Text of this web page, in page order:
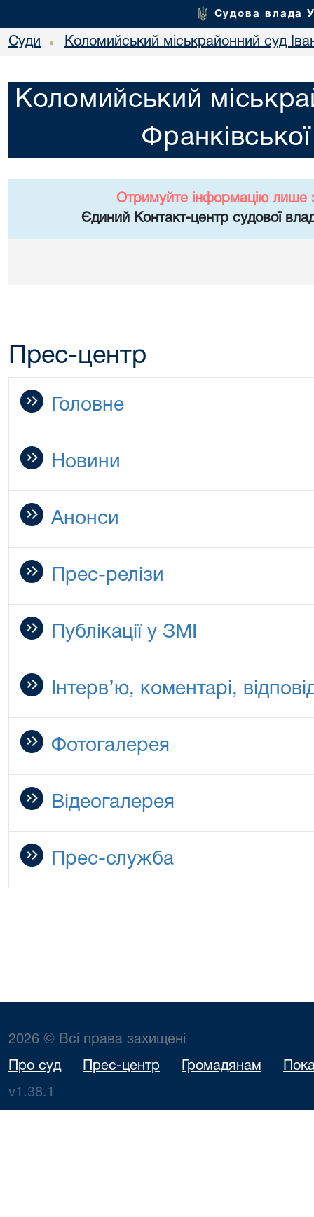
Судова влада
Суди • Коломийський міськрайонний суд
Коломийський
Отримуйте інформацію лише
Єдиний Контакт-центр судової
Прес-центр
Головне
Новини
Анонси
Прес-релізи
Публікації у ЗМІ
Інтерв’ю, коментарі,
Фотогалерея
Відеогалерея
Прес-служба
2026 © Всі права захищені
Про суд Прес-центр Громадянам
v1.38.1